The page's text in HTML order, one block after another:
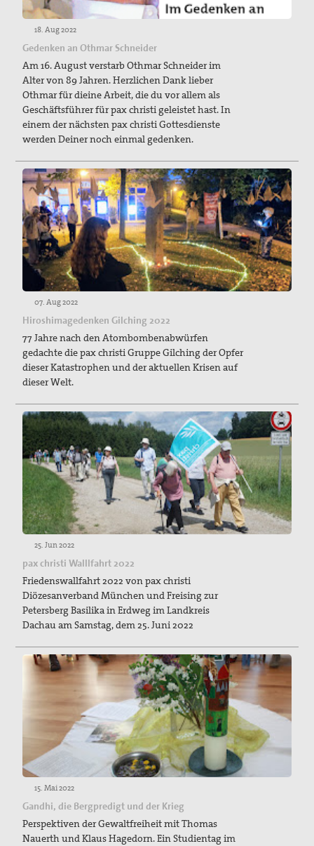
18. Aug 2022
Gedenken an Othmar Schneider
Am 16. August verstarb Othmar Schneider im
Alter von 89 Jahren. Herzlichen Dank lieber
Othmar für dieine Arbeit, die du vor allem als
Geschäftsführer für pax christi geleistet hast. In
einem der nächsten pax christi Gottesdienste
werden Deiner noch einmal gedenken.
07. Aug 2022
Hiroshimagedenken Gilching 2022
77 Jahre nach den Atombombenabwürfen
gedachte die pax christi Gruppe Gilching der Opfer
dieser Katastrophen und der aktuellen Krisen auf
dieser Welt.
25. Jun 2022
pax christi Walllfahrt 2022
Friedenswallfahrt 2022 von pax christi
Diözesanverband München und Freising zur
Petersberg Basilika in Erdweg im Landkreis
Dachau am Samstag, dem 25. Juni 2022
15. Mai 2022
Gandhi, die Bergpredigt und der Krieg
Perspektiven der Gewaltfreiheit mit Thomas
Nauerth und Klaus Hagedorn. Ein Studientag im